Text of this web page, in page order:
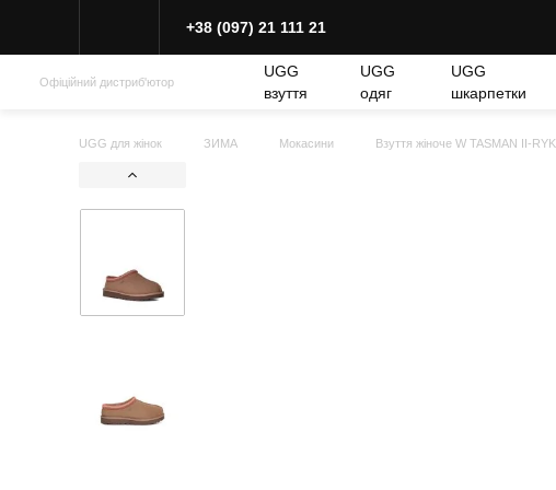
+38 (097) 21 111 21
Офіційний дистриб'ютор
UGG
взуття
UGG
одяг
UGG
шкарпетки
UGG для жінок ЗИМА Мокасини Взуття жіноче W TASMAN II-RYK